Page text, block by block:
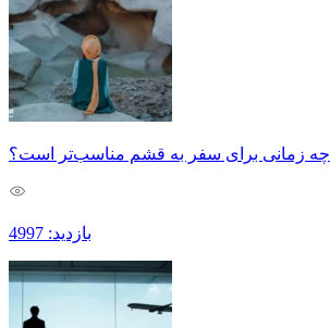
چه زمانی برای سفر به قشم مناسب‌تر است؟
بازدید: 4997